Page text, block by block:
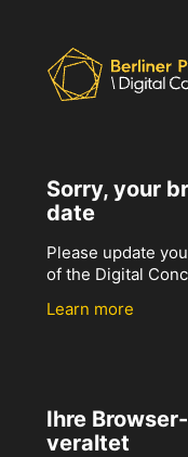
Sorry, your
date
Please update
of the Digital
Learn more
Ihre
veraltet